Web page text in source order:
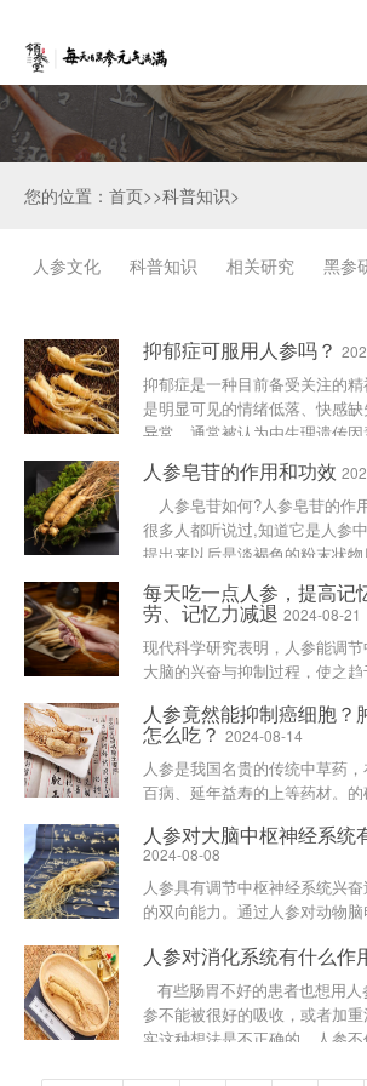
您的位置：首页>>科普知识>
人参文化 科普知识 相关研究 黑参
抑郁症可服用人参吗？
抑郁症是一种目前备受关注的
是明显可见的情绪低落、快感
异常，通常被认为由生理遗传
因素等多方面导致。由于抑郁
疾数量的上升，抑......
人参皂苷的作用和功效
人参皂苷如何?人参皂苷的作
很多人都听说过,知道它是人参
提出来以后是淡褐色的粉末状物
而且对人类身体有诸多好处,不
强人体素......
每天吃一点人参，提高记
劳、记忆力减退 2024-08-21
现代科学研究表明，人参能调节
大脑的兴奋与抑制过程，使之趋
与体力劳动的能力，提高工作
衰老和延年益寿的作用；同时促
利用，可以提高学......
人参竟然能抑制癌细胞？
怎么吃？ 2024-08-14
人参是我国名贵的传统中草药，
百病、延年益寿的上等药材。的
药用价值的中药之一，现代医
度，认为人参对神经系统、心血
内分泌系统等都有......
人参对大脑中枢神经系统
2024-08-08
人参具有调节中枢神经系统兴
的双向能力。通过人参对动物
响，但主要加强大脑皮层的兴奋
于抑制过程，故使抑......
人参对消化系统有什么作
有些肠胃不好的患者也想用人
参不能被很好的吸收，或者加
实这种想法是不正确的，人参